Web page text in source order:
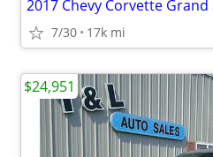
7/30 17k mi
$24,951